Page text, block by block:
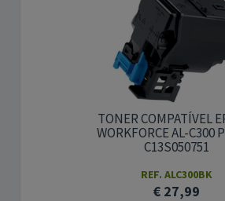
TONER COMPATÍVEL
WORKFORCE AL-C300
C13S050751
REF. ALC300BK
€ 27,99